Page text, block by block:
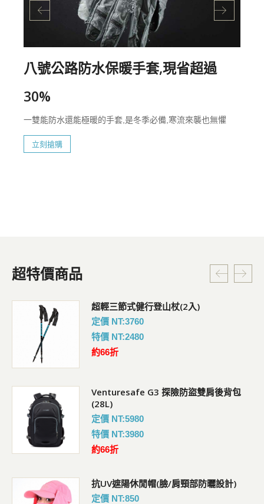
八號公路防水保暖手套,現省超過
30%
一雙能防水還能極暖的手套,是冬季必備,寒流來襲也無懼
立刻搶購
超特價商品
超輕三節式健行登山杖(2入)
定價 NT:3760
特價 NT:2480
約66折
Venturesafe G3 探險防盜雙肩後背包
(28L)
定價 NT:5980
特價 NT:3980
約66折
抗UV遮陽休閒帽(臉/肩頸部防曬設計)
定價 NT:850